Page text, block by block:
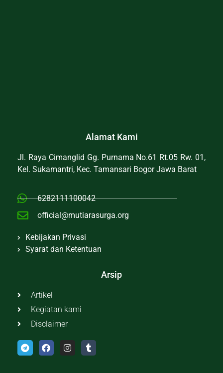
Alamat Kami
Jl. Raya Cimanglid Gg. Purnama No.61 Rt.05 Rw. 01,
Kel. Sukamantri, Kec. Tamansari Bogor Jawa Barat
6282111100042
official@mutiarasurga.org
Kebijakan Privasi
Syarat dan Ketentuan
Arsip
Artikel
Kegiatan kami
Disclaimer